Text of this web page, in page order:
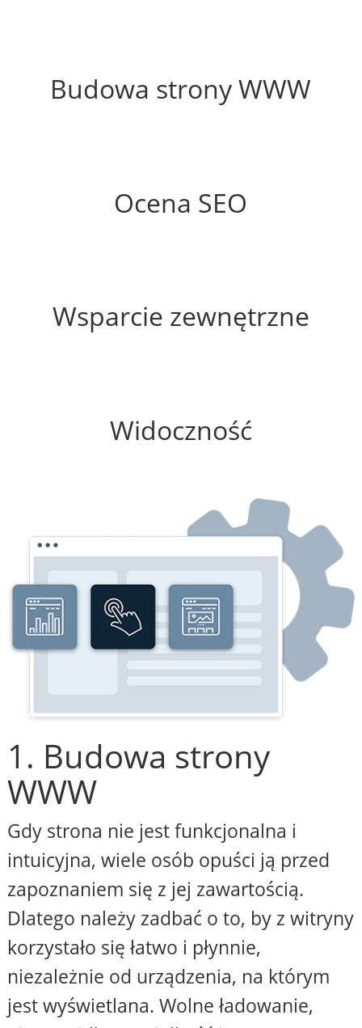
Budowa strony WWW
Ocena SEO
Wsparcie zewnętrzne
Widoczność
1. Budowa strony
WWW
Gdy strona nie jest funkcjonalna i
intuicyjna, wiele osób opuści ją przed
zapoznaniem się z jej zawartością.
Dlatego należy zadbać o to, by z witryny
korzystało się łatwo i płynnie,
niezależnie od urządzenia, na którym
jest wyświetlana. Wolne ładowanie,